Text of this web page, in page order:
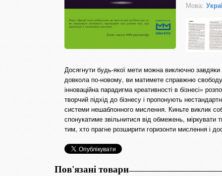
Мова:
Досягнути будь-якої мети можна виключно
довкола по-новому, ви матимете справжню
інноваційна парадигма креативності в бізнесі»
творчий підхід до бізнесу і пропонують
системи нешаблонного мислення. Киньте виклик
спонукатиме звільнитися від обмежень, міркувати
тим, хто прагне розширити горизонти мислення і
Пов'язані товари